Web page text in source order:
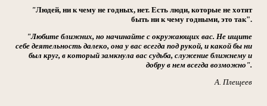
"Людей, ни к чему не годных, нет. Есть люди, которые не хотят
быть ни к чему годными, это так".
"Любите ближних, но начинайте с окружающих вас. Не ищите
себе деятельность далеко, она у вас всегда под рукой, и какой бы ни
был круг, в который замкнула вас судьба, служение ближнему и
добру в нем всегда возможно".
А. Плещеев